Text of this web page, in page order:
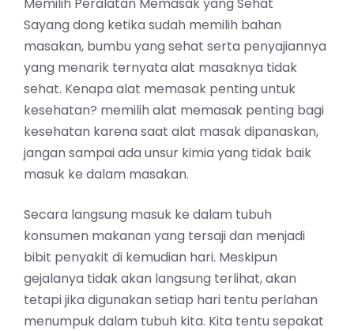
Sayang dong ketika sudah memilih bahan
masakan, bumbu yang sehat serta penyajiannya
yang menarik ternyata alat masaknya tidak
sehat. Kenapa alat memasak penting untuk
kesehatan? memilih alat memasak penting bagi
kesehatan karena saat alat masak dipanaskan,
jangan sampai ada unsur kimia yang tidak baik
masuk ke dalam masakan.
Secara langsung masuk ke dalam tubuh
konsumen makanan yang tersaji dan menjadi
bibit penyakit di kemudian hari. Meskipun
gejalanya tidak akan langsung terlihat, akan
tetapi jika digunakan setiap hari tentu perlahan
menumpuk dalam tubuh kita. Kita tentu sepakat